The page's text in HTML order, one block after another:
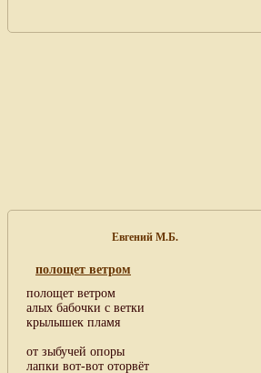
Евгений М.Б.
полощет ветром
полощет ветром
алых бабочки с ветки
крылышек пламя
от зыбучей опоры
лапки вот-вот оторвёт